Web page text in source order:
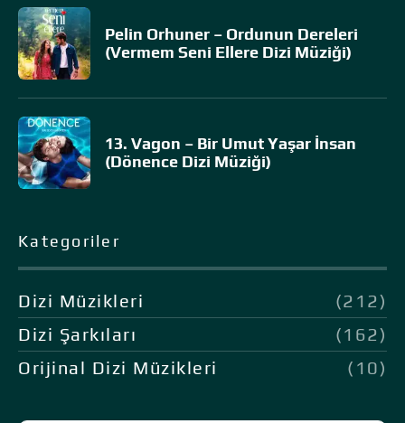
Pelin Orhuner – Ordunun Dereleri
(Vermem Seni Ellere Dizi Müziği)
13. Vagon – Bir Umut Yaşar İnsan
(Dönence Dizi Müziği)
Kategoriler
Dizi Müzikleri
(212)
Dizi Şarkıları
(162)
Orijinal Dizi Müzikleri
(10)